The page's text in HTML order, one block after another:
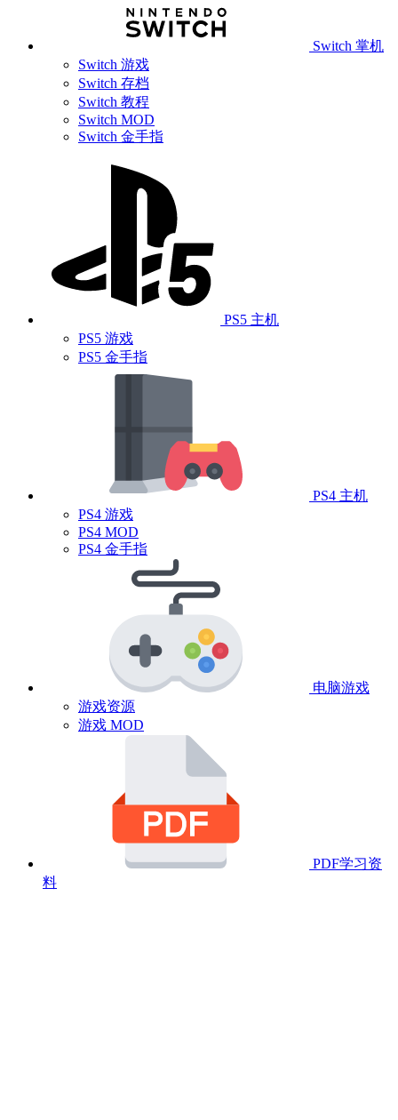
Switch 掌机
Switch 游戏
Switch 存档
Switch 教程
Switch MOD
Switch 金手指
PS5 主机
PS5 游戏
PS5 金手指
PS4 主机
PS4 游戏
PS4 MOD
PS4 金手指
电脑游戏
游戏资源
游戏 MOD
PDF学习资
料